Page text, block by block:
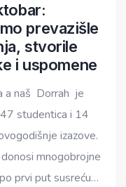
prevazišle
stvorile
i uspomene
a naš Dorrah je
studentica i 14
izazove.
mnogobrojne
prvi put susreću…